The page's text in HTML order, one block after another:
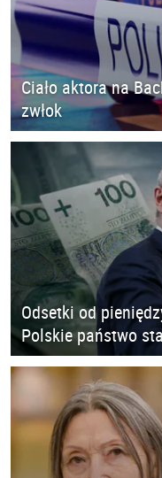
Ciało aktora na
zwłok
Odsetki od
Polskie państwo